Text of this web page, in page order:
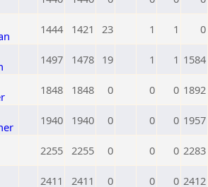
1444 1421 23 1 1 0
1497 1478 19 1 1 1584
1848 1848 0 0 0 1892
1940 1940 0 0 0 1957
2255 2255 0 0 0 2283
2411 2411 0 0 0 2412